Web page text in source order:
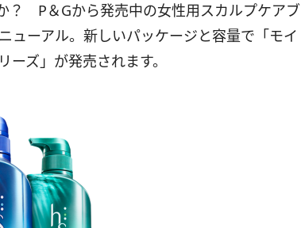
？ P＆Gから発売中の女性用スカルプケアブ
ューアル。新しいパッケージと容量で「モイ
ズ」が発売されます。